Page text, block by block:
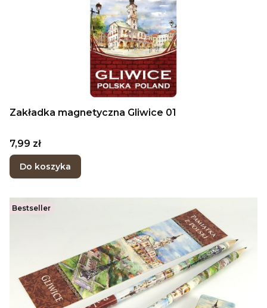
Zakładka magnetyczna Gliwice 01
Cena
7,99 zł
Do koszyka
Bestseller